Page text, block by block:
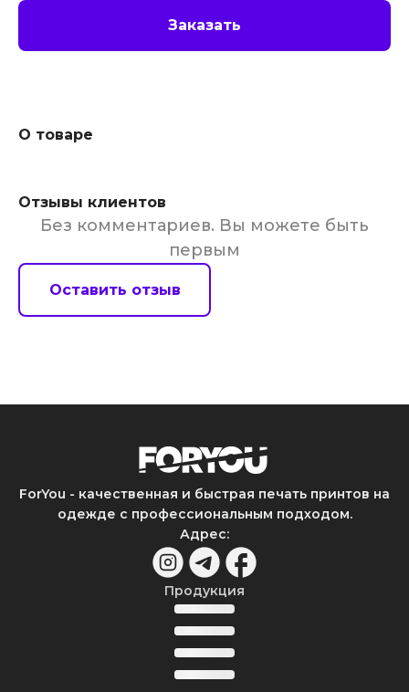
Заказать
О товаре
Отзывы клиентов
Без комментариев. Вы можете быть
первым
Оставить отзыв
ForYou - качественная и быстрая печать принтов на
одежде с профессиональным подходом.
Адрес:
Продукция